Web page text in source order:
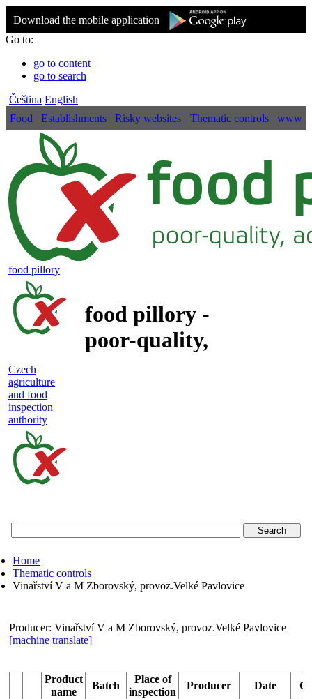
Download the mobile application
Go to:
go to content
go to search
Čeština English
Food
Establishments Risky websites Thematic controls www
food pillory
food pillory -
poor-quality,
Czech
agriculture
and food
inspection
authority
food
inspection
authority
Home
Thematic controls
Vinařství V a M Zborovský, provoz.Velké Pavlovice
Producer: Vinařství V a M Zborovský, provoz.Velké Pavlovice
[machine translate]
Product
name
Batch
Place of
inspection
Producer Date